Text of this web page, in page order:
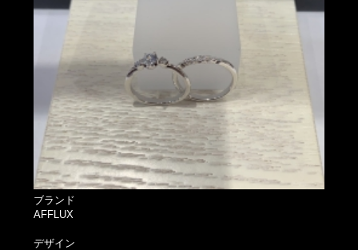
ブランド
AFFLUX
デザイン